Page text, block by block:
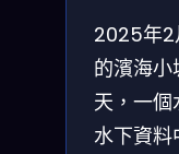
2025年2
的濱海
天，一
水下資